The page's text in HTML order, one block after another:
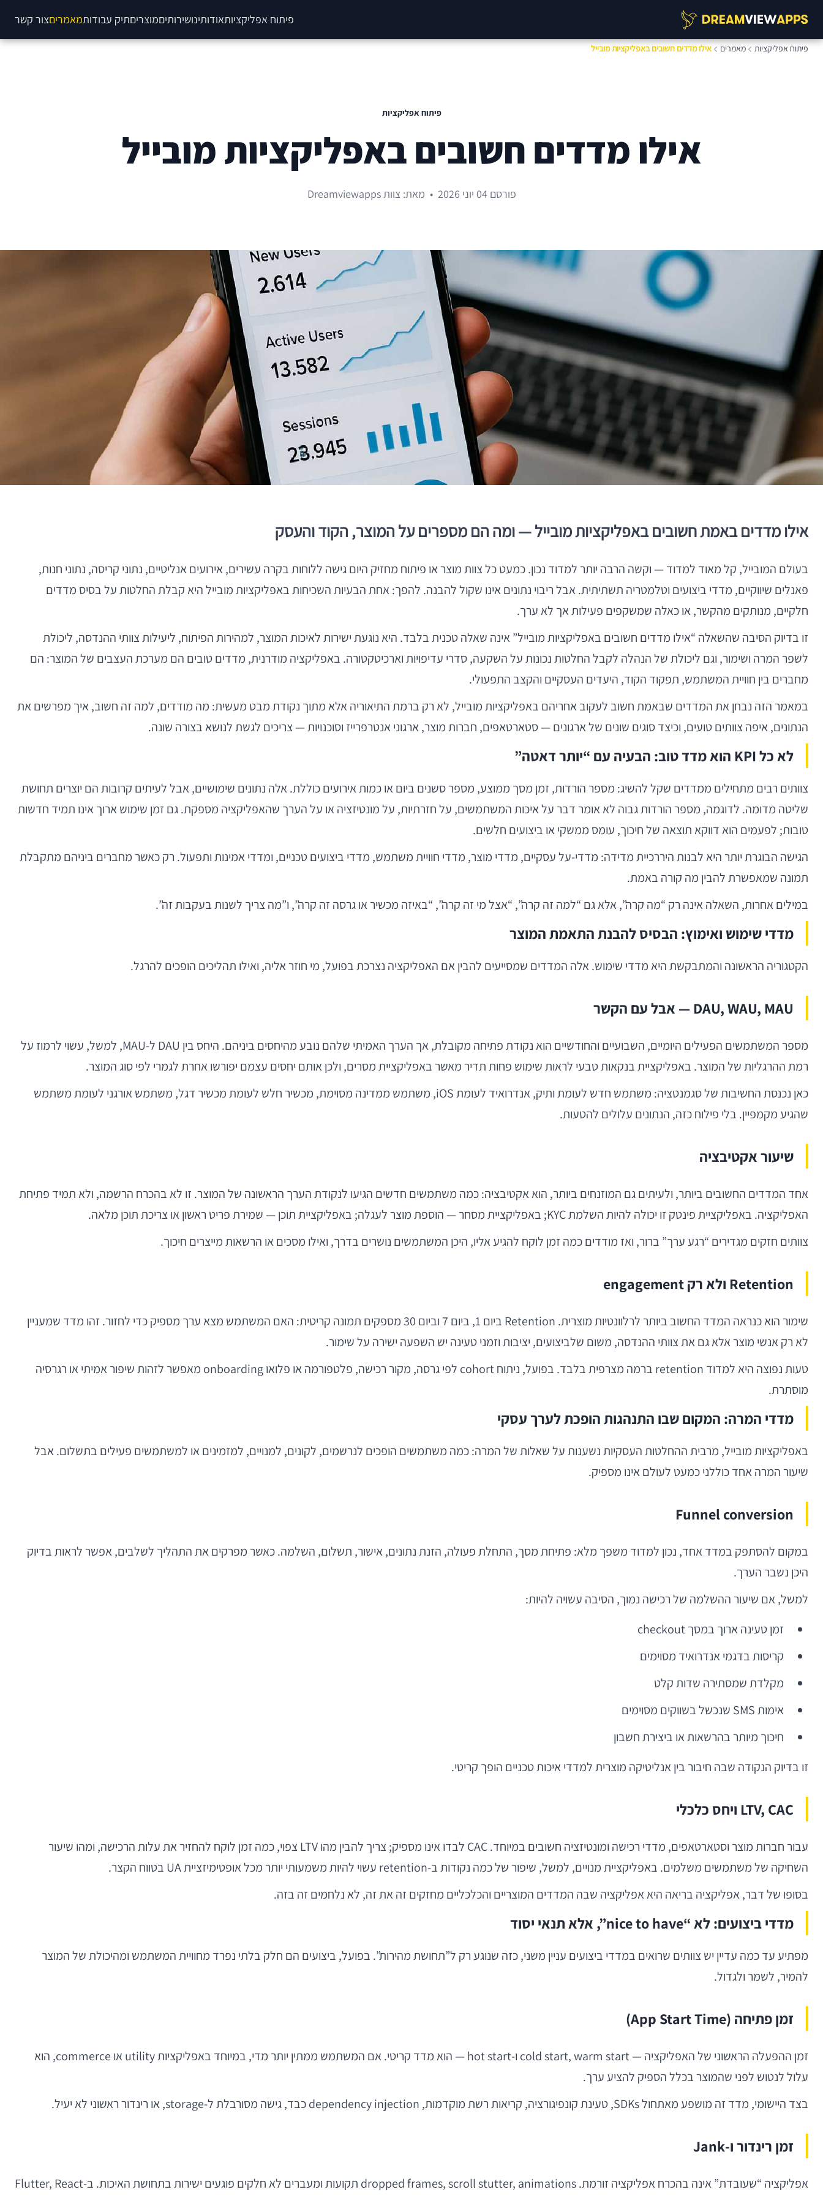
פיתוח אפליקציותאודותינושירותיםמוצריםתיק עבודותמאמריםצור קשר
פיתוח אפליקציות מאמרים אילו מדדים חשובים באפליקציות מובייל
פיתוח אפליקציות
אילו מדדים חשובים באפליקציות מובייל
פורסם 04 יוני 2026 • מאת: צוות Dreamviewapps
אילו מדדים באמת חשובים באפליקציות מובייל — ומה הם מספרים על המוצר, הקוד והעסק
בעולם המובייל, קל מאוד למדוד — וקשה הרבה יותר למדוד נכון. כמעט כל צוות מוצר או פיתוח מחזיק היום גישה ללוחות בקרה עשירים, אירועים אנליטיים, נתוני קריסה, נתוני חנות,
פאנלים שיווקיים, מדדי ביצועים וטלמטריה תשתיתית. אבל ריבוי נתונים אינו שקול להבנה. להפך: אחת הבעיות השכיחות באפליקציות מובייל היא קבלת החלטות על בסיס מדדים
חלקיים, מנותקים מהקשר, או כאלה שמשקפים פעילות אך לא ערך.
זו בדיוק הסיבה שהשאלה “אילו מדדים חשובים באפליקציות מובייל” אינה שאלה טכנית בלבד. היא נוגעת ישירות לאיכות המוצר, למהירות הפיתוח, ליעילות צוותי ההנדסה, ליכולת
לשפר המרה ושימור, וגם ליכולת של הנהלה לקבל החלטות נכונות על השקעה, סדרי עדיפויות וארכיטקטורה. באפליקציה מודרנית, מדדים טובים הם מערכת העצבים של המוצר: הם
מחברים בין חוויית המשתמש, תפקוד הקוד, היעדים העסקיים והקצב התפעולי.
במאמר הזה נבחן את המדדים שבאמת חשוב לעקוב אחריהם באפליקציות מובייל, לא רק ברמת התיאוריה אלא מתוך נקודת מבט מעשית: מה מודדים, למה זה חשוב, איך מפרשים את
הנתונים, איפה צוותים טועים, וכיצד סוגים שונים של ארגונים — סטארטאפים, חברות מוצר, ארגוני אנטרפרייז וסוכנויות — צריכים לגשת לנושא בצורה שונה.
לא כל KPI הוא מדד טוב: הבעיה עם “יותר דאטה”
צוותים רבים מתחילים ממדדים שקל להשיג: מספר הורדות, זמן מסך ממוצע, מספר סשנים ביום או כמות אירועים כוללת. אלה נתונים שימושיים, אבל לעיתים קרובות הם יוצרים תחושת
שליטה מדומה. לדוגמה, מספר הורדות גבוה לא אומר דבר על איכות המשתמשים, על חזרתיות, על מונטיזציה או על הערך שהאפליקציה מספקת. גם זמן שימוש ארוך אינו תמיד חדשות
טובות; לפעמים הוא דווקא תוצאה של חיכוך, עומס ממשקי או ביצועים חלשים.
הגישה הבוגרת יותר היא לבנות היררכיית מדידה: מדדי-על עסקיים, מדדי מוצר, מדדי חוויית משתמש, מדדי ביצועים טכניים, ומדדי אמינות ותפעול. רק כאשר מחברים ביניהם מתקבלת
תמונה שמאפשרת להבין מה קורה באמת.
במילים אחרות, השאלה אינה רק “מה קרה”, אלא גם “למה זה קרה”, “אצל מי זה קרה”, “באיזה מכשיר או גרסה זה קרה”, ו”מה צריך לשנות בעקבות זה”.
מדדי שימוש ואימוץ: הבסיס להבנת התאמת המוצר
הקטגוריה הראשונה והמתבקשת היא מדדי שימוש. אלה המדדים שמסייעים להבין אם האפליקציה נצרכת בפועל, מי חוזר אליה, ואילו תהליכים הופכים להרגל.
DAU, WAU, MAU — אבל עם הקשר
מספר המשתמשים הפעילים היומיים, השבועיים והחודשיים הוא נקודת פתיחה מקובלת, אך הערך האמיתי שלהם נובע מהיחסים ביניהם. היחס בין DAU ל-MAU, למשל, עשוי לרמוז על
רמת ההרגליות של המוצר. באפליקציית בנקאות טבעי לראות שימוש פחות תדיר מאשר באפליקציית מסרים, ולכן אותם יחסים עצמם יפורשו אחרת לגמרי לפי סוג המוצר.
כאן נכנסת החשיבות של סגמנטציה: משתמש חדש לעומת ותיק, אנדרואיד לעומת iOS, משתמש ממדינה מסוימת, מכשיר חלש לעומת מכשיר דגל, משתמש אורגני לעומת משתמש
שהגיע מקמפיין. בלי פילוח כזה, הנתונים עלולים להטעות.
שיעור אקטיבציה
אחד המדדים החשובים ביותר, ולעיתים גם המוזנחים ביותר, הוא אקטיבציה: כמה משתמשים חדשים הגיעו לנקודת הערך הראשונה של המוצר. זו לא בהכרח הרשמה, ולא תמיד פתיחת
האפליקציה. באפליקציית פינטק זו יכולה להיות השלמת KYC; באפליקציית מסחר — הוספת מוצר לעגלה; באפליקציית תוכן — שמירת פריט ראשון או צריכת תוכן מלאה.
צוותים חזקים מגדירים “רגע ערך” ברור, ואז מודדים כמה זמן לוקח להגיע אליו, היכן המשתמשים נושרים בדרך, ואילו מסכים או הרשאות מייצרים חיכוך.
Retention ולא רק engagement
שימור הוא כנראה המדד החשוב ביותר לרלוונטיות מוצרית. Retention ביום 1, ביום 7 וביום 30 מספקים תמונה קריטית: האם המשתמש מצא ערך מספיק כדי לחזור. זהו מדד שמעניין
לא רק אנשי מוצר אלא גם את צוותי ההנדסה, משום שלביצועים, יציבות וזמני טעינה יש השפעה ישירה על שימור.
טעות נפוצה היא למדוד retention ברמה מצרפית בלבד. בפועל, ניתוח cohort לפי גרסה, מקור רכישה, פלטפורמה או פלואו onboarding מאפשר לזהות שיפור אמיתי או רגרסיה
מוסתרת.
מדדי המרה: המקום שבו התנהגות הופכת לערך עסקי
באפליקציות מובייל, מרבית ההחלטות העסקיות נשענות על שאלות של המרה: כמה משתמשים הופכים לנרשמים, לקונים, למנויים, למזמינים או למשתמשים פעילים בתשלום. אבל
שיעור המרה אחד כוללני כמעט לעולם אינו מספיק.
Funnel conversion
במקום להסתפק במדד אחד, נכון למדוד משפך מלא: פתיחת מסך, התחלת פעולה, הזנת נתונים, אישור, תשלום, השלמה. כאשר מפרקים את התהליך לשלבים, אפשר לראות בדיוק
היכן נשבר הערך.
למשל, אם שיעור ההשלמה של רכישה נמוך, הסיבה עשויה להיות:
זמן טעינה ארוך במסך checkout
קריסות בדגמי אנדרואיד מסוימים
מקלדת שמסתירה שדות קלט
אימות SMS שנכשל בשווקים מסוימים
חיכוך מיותר בהרשאות או ביצירת חשבון
זו בדיוק הנקודה שבה חיבור בין אנליטיקה מוצרית למדדי איכות טכניים הופך קריטי.
LTV, CAC ויחס כלכלי
עבור חברות מוצר וסטארטאפים, מדדי רכישה ומונטיזציה חשובים במיוחד. CAC לבדו אינו מספיק; צריך להבין מהו LTV צפוי, כמה זמן לוקח להחזיר את עלות הרכישה, ומהו שיעור
השחיקה של משתמשים משלמים. באפליקציית מנויים, למשל, שיפור של כמה נקודות ב-retention עשוי להיות משמעותי יותר מכל אופטימיזציית UA בטווח הקצר.
בסופו של דבר, אפליקציה בריאה היא אפליקציה שבה המדדים המוצריים והכלכליים מחזקים זה את זה, לא נלחמים זה בזה.
מדדי ביצועים: לא “nice to have”, אלא תנאי יסוד
מפתיע עד כמה עדיין יש צוותים שרואים במדדי ביצועים עניין משני, כזה שנוגע רק ל”תחושת מהירות”. בפועל, ביצועים הם חלק בלתי נפרד מחוויית המשתמש ומהיכולת של המוצר
להמיר, לשמר ולגדול.
זמן פתיחה (App Start Time)
זמן ההפעלה הראשוני של האפליקציה — cold start, warm start ו-hot start — הוא מדד קריטי. אם המשתמש ממתין יותר מדי, במיוחד באפליקציות utility או commerce, הוא
עלול לנטוש לפני שהמוצר בכלל הספיק להציע ערך.
בצד היישומי, מדד זה מושפע מאתחול SDKs, טעינת קונפיגורציה, קריאות רשת מוקדמות, dependency injection כבד, גישה מסורבלת ל-storage, או רינדור ראשוני לא יעיל.
זמן רינדור ו-Jank
אפליקציה “שעובדת” אינה בהכרח אפליקציה זורמת. dropped frames, scroll stutter, animations תקועות ומעברים לא חלקים פוגעים ישירות בתחושת האיכות. ב-Flutter, React